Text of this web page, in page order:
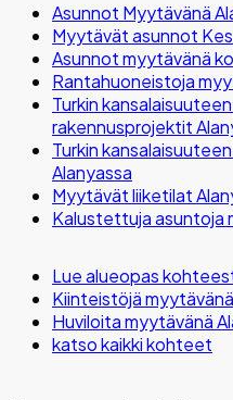
Asunnot Myytävänä
Myytävät asunnot
Asunnot myytävänä
Rantahuoneistoja
Turkin
rakennusprojektit
Turkin
Alanyassa
Myytävät liiketilat
Kalustettuja asuntoja
Lue alueopas
Kiinteistöjä
Huviloita myytävänä
katso kaikki kohteet